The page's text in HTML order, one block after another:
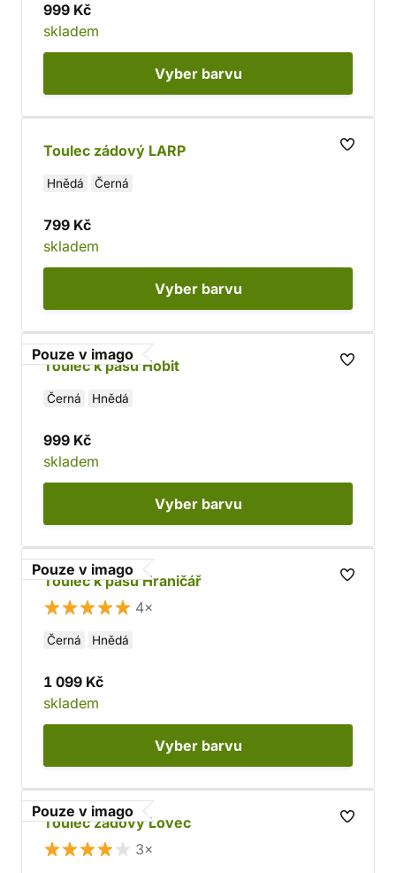
999 Kč
skladem
Vyber barvu
Toulec zádový LARP
Hnědá Černá
799 Kč
skladem
Vyber barvu
Pouze v imago
Toulec k pasu Hobit
Černá Hnědá
999 Kč
skladem
Vyber barvu
Pouze v imago
Toulec k pasu Hraničář
4×
Černá Hnědá
1 099 Kč
skladem
Vyber barvu
Pouze v imago
Toulec zádový Lovec
3×